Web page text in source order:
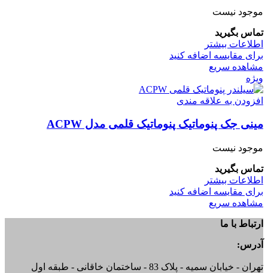
موجود نیست
تماس بگیرید
اطلاعات بیشتر
برای مقایسه اضافه کنید
مشاهده سریع
ویژه
افزودن به علاقه مندی
مینی جک پنوماتیک پنوماتیک قلمی مدل ACPW
موجود نیست
تماس بگیرید
اطلاعات بیشتر
برای مقایسه اضافه کنید
مشاهده سریع
ارتباط با ما
آدرس:
تهران - خیابان سمیه - پلاک 83 - ساختمان خاقانی - طبقه اول